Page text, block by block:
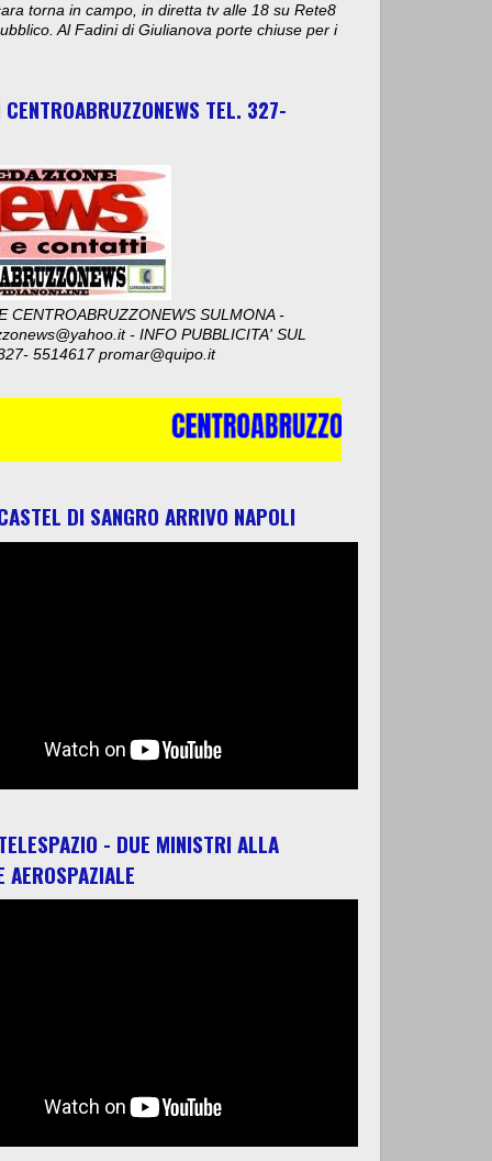
torna in campo, in diretta tv alle 18 su Rete8
Al Fadini di Giulianova porte chiuse per i
CENTROABRUZZONEWS TEL. 327-
CENTROABRUZZONEWS SULMONA -
- INFO PUBBLICITA' SUL
5514617 promar@quipo.it
DI SANGRO ARRIVO NAPOLI
- DUE MINISTRI ALLA
AEROSPAZIALE